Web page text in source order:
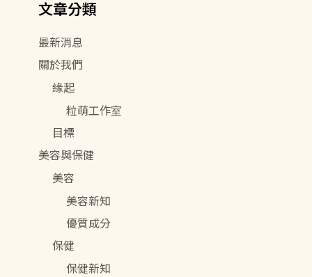
字
:
文章分類
最新消息
關於我們
緣起
粒萌工作室
目標
美容與保健
美容
美容新知
優質成分
保健
保健新知